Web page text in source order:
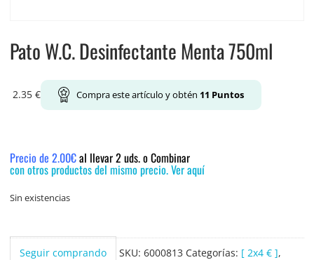
Pato W.C. Desinfectante Menta 750ml
2.35 € Compra este artículo y obtén 11 Puntos
Precio de 2.00€al llevar 2 uds. o Combinar
con otros productos del mismo precio. Ver aquí
Sin existencias
Seguir comprando SKU: 6000813 Categorías: [ 2x4 € ],